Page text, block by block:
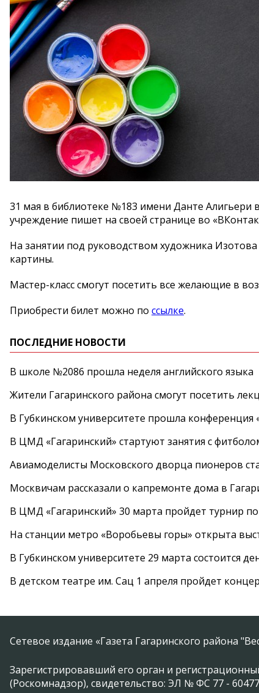
31 мая в библиотеке №183 имени Данте Алигьери
учреждение пишет на своей странице во
На занятии под руководством художника
картины.
Мастер-класс смогут посетить все желающие в
Приобрести билет можно по ссылке.
ПОСЛЕДНИЕ НОВОСТИ
В школе №2086 прошла неделя английского языка
Жители Гагаринского района смогут посетить
В Губкинском университете прошла конференция
В ЦМД «Гагаринский» стартуют занятия с
Авиамоделисты Московского дворца пионеров
Москвичам рассказали о капремонте дома в
В ЦМД «Гагаринский» 30 марта пройдет турнир
На станции метро «Воробьевы горы» открыта
В Губкинском университете 29 марта состоится
В детском театре им. Сац 1 апреля пройдет
Сетевое издание «Газета Гагаринского района
Зарегистрировавший его орган и
(Роскомнадзор), свидетельство: ЭЛ № ФС 77 -